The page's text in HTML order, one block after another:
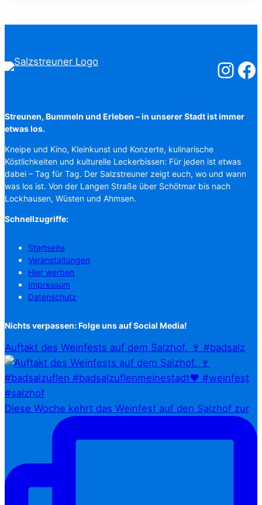
Streunen, Bummeln und Erleben – in unserer Stadt ist immer
etwas los.
Kneipe und Kino, Kleinkunst und Konzerte, kulinarische
Köstlichkeiten und kulturelle Leckerbissen: Für jeden ist etwas
dabei – Tag für Tag. Der Salzstreuner zeigt euch, wo und wann
was los ist. Von der Langen Straße über Schötmar bis nach
Lockhausen, Wüsten und Ahmsen.
Schnellzugriffe:
Startseite
Veranstaltungen
Hier werben
Impressum
Datenschutz
Nichts verpassen: Folge uns auf Social Media!
Auftakt des Weinfests auf dem Salzhof. 🍷 #badsalz
Diese Woche kehrt das Weinfest auf den Salzhof zur